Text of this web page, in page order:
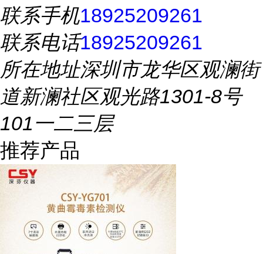
联系手机18925209261
联系电话18925209261
所在地址深圳市龙华区观澜街
道新澜社区观光路1301-8号
101一二三层
推荐产品